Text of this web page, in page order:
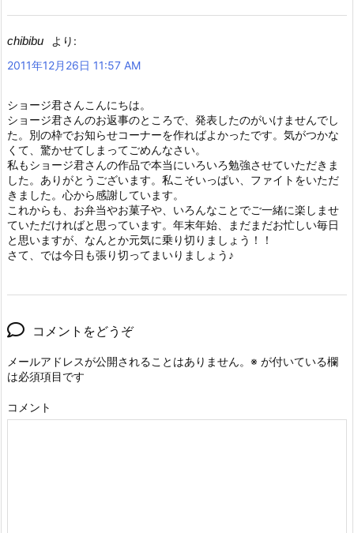
chibibu
より:
2011年12月26日 11:57 AM
ショージ君さんこんにちは。
ショージ君さんのお返事のところで、発表したのがいけませんでし
た。別の枠でお知らせコーナーを作ればよかったです。気がつかな
くて、驚かせてしまってごめんなさい。
私もショージ君さんの作品で本当にいろいろ勉強させていただきま
した。ありがとうございます。私こそいっぱい、ファイトをいただ
きました。心から感謝しています。
これからも、お弁当やお菓子や、いろんなことでご一緒に楽しませ
ていただければと思っています。年末年始、まだまだお忙しい毎日
と思いますが、なんとか元気に乗り切りましょう！！
さて、では今日も張り切ってまいりましょう♪
コメントをどうぞ
メールアドレスが公開されることはありません。 ※ が付いている欄
は必須項目です
コメント